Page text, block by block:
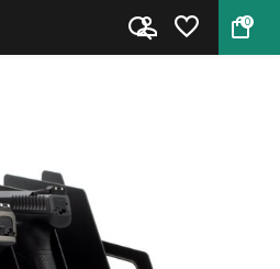
0
Pistolen en Revo...